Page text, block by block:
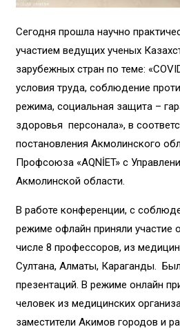
Сегодня прошла научно
участием ведущих ученых
зарубежных стран по теме:
условия труда, соблюдение
режима, социальная защита –
здоровья персонала», в
постановления Акмолинского
Профсоюза «AQNİET» с
Акмолинской области.
В работе конференции, с
режиме офлайн приняли участие
числе 8 профессоров, из
Султана, Алматы, Караганды.
презентаций. В режиме онлайн
человек из медицинских
заместители Акимов городов и